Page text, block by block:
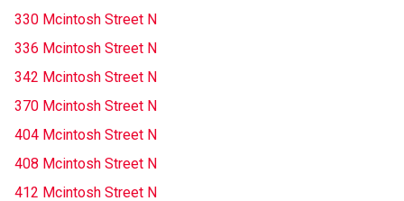
330 Mcintosh Street N
336 Mcintosh Street N
342 Mcintosh Street N
370 Mcintosh Street N
404 Mcintosh Street N
408 Mcintosh Street N
412 Mcintosh Street N